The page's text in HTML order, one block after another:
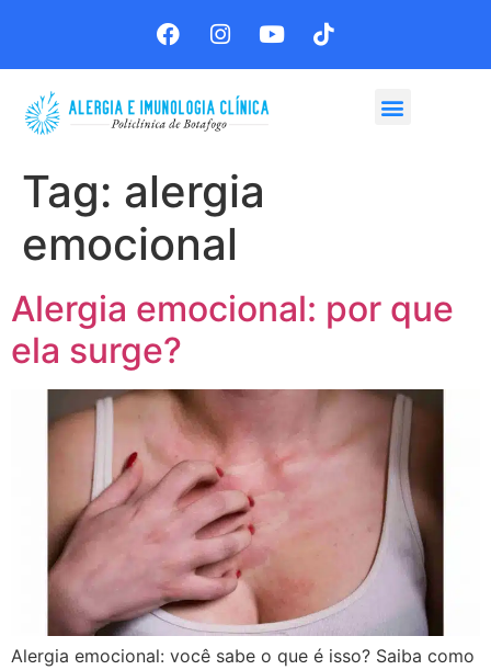
Tag: alergia
emocional
Alergia emocional: por que
ela surge?
Alergia emocional: você sabe o que é isso? Saiba como